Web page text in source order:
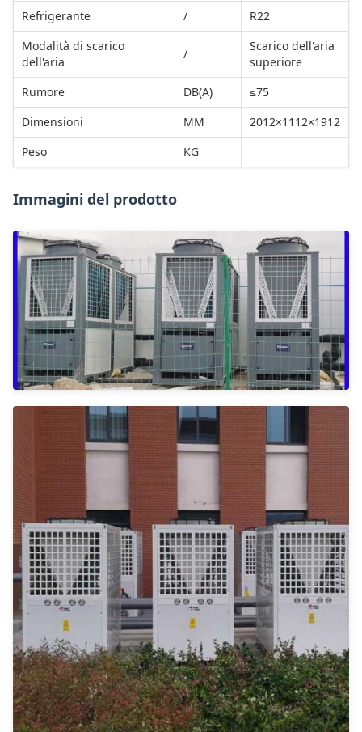
Refrigerante /
R22
Modalità di scarico
dell'aria
/
Scarico dell'aria
superiore
Rumore
DB(A)
≤75
Dimensioni
MM
2012×1112×1912
Peso
KG
Immagini del prodotto